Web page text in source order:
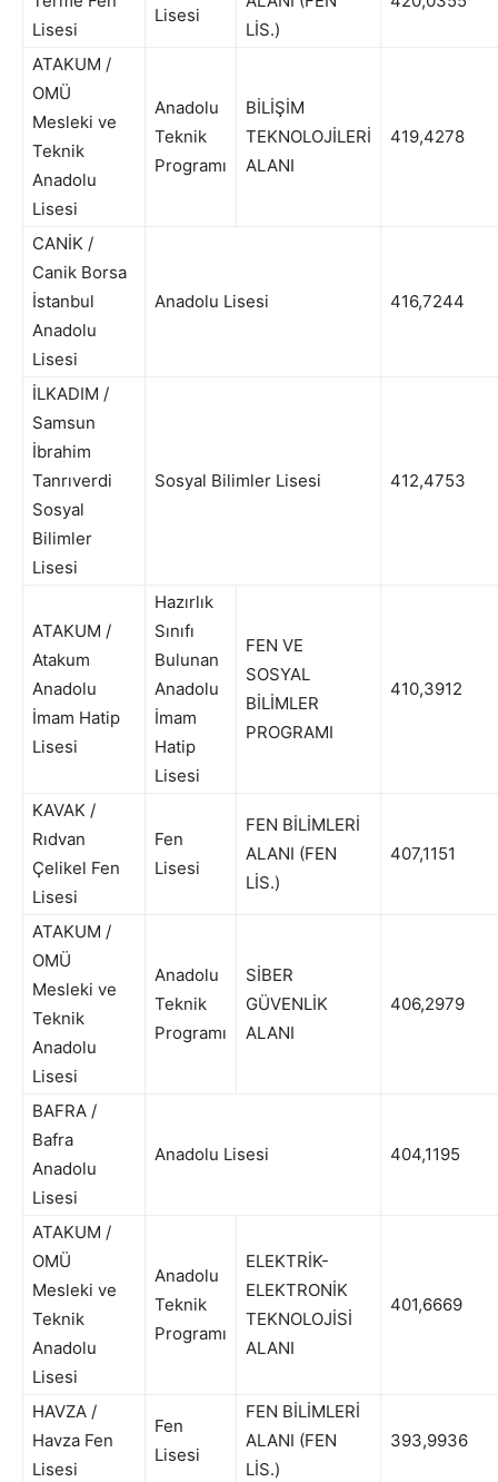
Lisesi
Lisesi
LİS.)
ATAKUM /
OMÜ
Mesleki ve
Teknik
Anadolu
Lisesi
Anadolu
Teknik
Programı
BİLİŞİM
TEKNOLOJİLERİ
ALANI
419,4278
CANİK /
Canik Borsa
İstanbul
Anadolu
Lisesi
Anadolu Lisesi 416,7244
İLKADIM /
Samsun
İbrahim
Tanrıverdi
Sosyal
Bilimler
Lisesi
Sosyal Bilimler Lisesi 412,4753
ATAKUM /
Atakum
Anadolu
İmam Hatip
Lisesi
Hazırlık
Sınıfı
Bulunan
Anadolu
İmam
Hatip
Lisesi
FEN VE
SOSYAL
BİLİMLER
PROGRAMI
410,3912
KAVAK /
Rıdvan
Çelikel Fen
Lisesi
Fen
Lisesi
FEN BİLİMLERİ
ALANI (FEN
LİS.)
407,1151
ATAKUM /
OMÜ
Mesleki ve
Teknik
Anadolu
Lisesi
Anadolu
Teknik
Programı
SİBER
GÜVENLİK
ALANI
406,2979
BAFRA /
Bafra
Anadolu
Lisesi
Anadolu Lisesi 404,1195
ATAKUM /
OMÜ
Mesleki ve
Teknik
Anadolu
Lisesi
Anadolu
Teknik
Programı
ELEKTRİK-
ELEKTRONİK
TEKNOLOJİSİ
ALANI
401,6669
HAVZA /
Havza Fen
Lisesi
Fen
Lisesi
FEN BİLİMLERİ
ALANI (FEN
LİS.)
393,9936